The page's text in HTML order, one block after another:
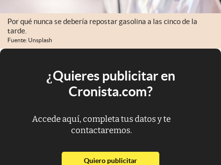
Por qué nunca se debería repostar gasolina a las cinco de la
tarde.
Fuente: Unsplash
¿Quieres publicitar en
Cronista.com?
Accede aquí, completa tus datos y te
contactaremos.
Quiero publicitarabre en nueva pestaña